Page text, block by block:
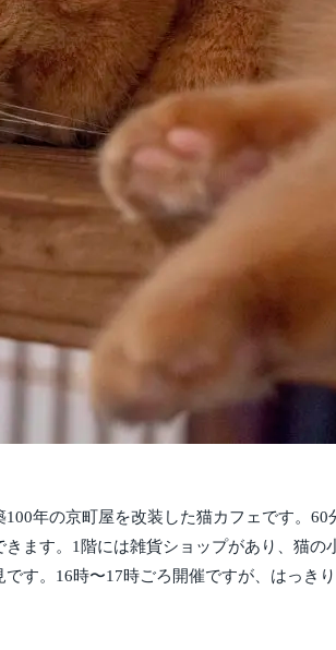
年の京町屋を改装した猫カフェです。
ます。1階には雑貨ショップがあり、猫
す。16時〜17時ごろ開催ですが、はっき